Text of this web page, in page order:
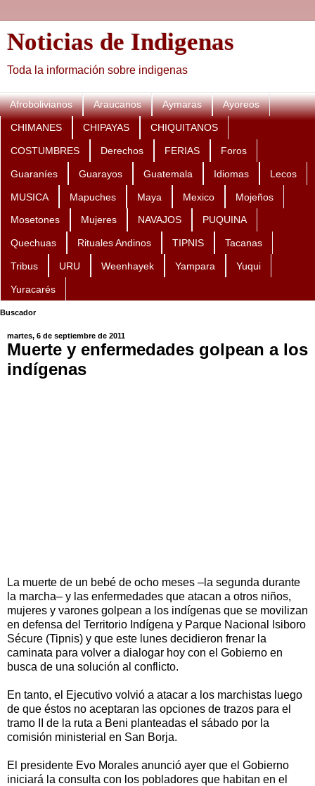
Noticias de Indigenas
Toda la información sobre indigenas
Afrobolivianos Araucanos Aymaras Ayoreos
CHIMANES CHIPAYAS CHIQUITANOS
COSTUMBRES Derechos FERIAS Foros
Guaraníes Guarayos Guatemala Idiomas Lecos
MUSICA Mapuches Maya Mexico Mojeños
Mosetones Mujeres NAVAJOS PUQUINA
Quechuas Rituales Andinos TIPNIS Tacanas
Tribus URU Weenhayek Yampara Yuqui
Yuracarés
Buscador
martes, 6 de septiembre de 2011
Muerte y enfermedades golpean a los
indígenas
La muerte de un bebé de ocho meses –la segunda durante
la marcha– y las enfermedades que atacan a otros niños,
mujeres y varones golpean a los indígenas que se movilizan
en defensa del Territorio Indígena y Parque Nacional Isiboro
Sécure (Tipnis) y que este lunes decidieron frenar la
caminata para volver a dialogar hoy con el Gobierno en
busca de una solución al conflicto.
En tanto, el Ejecutivo volvió a atacar a los marchistas luego
de que éstos no aceptaran las opciones de trazos para el
tramo II de la ruta a Beni planteadas el sábado por la
comisión ministerial en San Borja.
El presidente Evo Morales anunció ayer que el Gobierno
iniciará la consulta con los pobladores que habitan en el